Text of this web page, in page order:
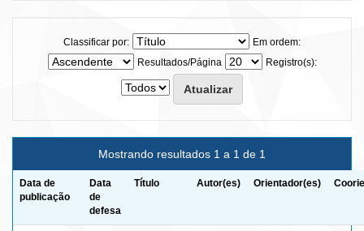
Classificar por:
Em ordem:
Resultados/Página
Registro(s):
Mostrando resultados 1 a 1 de 1
Data de
publicação
Data
de
defesa
Título Autor(es) Orientador(es)